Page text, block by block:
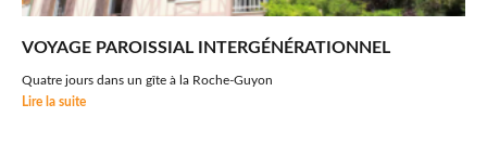
VOYAGE PAROISSIAL INTERGÉNÉRATIONNEL
Quatre jours dans un gîte à la Roche-Guyon
Lire la suite